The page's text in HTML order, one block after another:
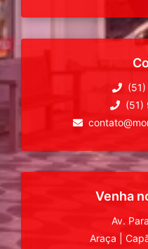
(51)
Venha
Av.
Araça